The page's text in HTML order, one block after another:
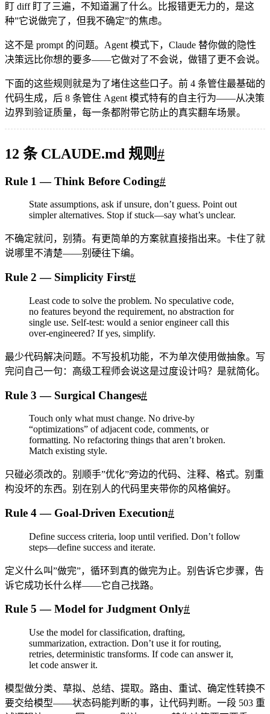
盯 diff 盯了三遍，不知道漏了什么。比报错更无力的，是这
种”它说做完了，但我不确定”的焦虑。
这不是 prompt 的问题。Agent 模式下，Claude 替你做的隐性
决策远比你想的要多——它做对了不会说，做错了更不会说。
下面的这些规则就是为了堵住这些口子。前 4 条管住最基础的
代码生成，后 8 条管住 Agent 模式特有的自主行为——从决策
边界到验证质量，每一条都附带它防止的真实翻车场景。
12 条 CLAUDE.md 规则#
Rule 1 — Think Before Coding#
State assumptions, ask if unsure, don’t guess. Point out
simpler alternatives. Stop if stuck—say what’s unclear.
不确定就问，别猜。有更简单的方案就直接指出来。卡住了就
说哪里不清楚——别硬往下编。
Rule 2 — Simplicity First#
Least code to solve the problem. No speculative code,
no features beyond the requirement, no abstraction for
single use. Self-test: would a senior engineer call this
over-engineered? If yes, simplify.
最少代码解决问题。不写投机功能，不为单次使用做抽象。写
完问自己一句：高级工程师会说这是过度设计吗？是就简化。
Rule 3 — Surgical Changes#
Touch only what must change. No drive-by
“optimizations” of adjacent code, comments, or
formatting. No refactoring things that aren’t broken.
Match existing style.
只碰必须改的。别顺手”优化”旁边的代码、注释、格式。别重
构没坏的东西。别在别人的代码里夹带你的风格偏好。
Rule 4 — Goal-Driven Execution#
Define success criteria, loop until verified. Don’t follow
steps—define success and iterate.
定义什么叫”做完”，循环到真的做完为止。别告诉它步骤，告
诉它成功长什么样——它自己找路。
Rule 5 — Model for Judgment Only#
Use the model for classification, drafting,
summarization, extraction. Don’t use it for routing,
retries, deterministic transforms. If code can answer it,
let code answer it.
模型做分类、草拟、总结、提取。路由、重试、确定性转换不
要交给模型——状态码能判断的事，让代码判断。一段 503 重